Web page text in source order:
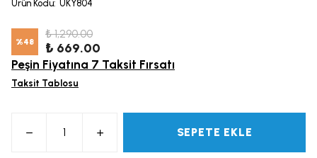
Ürün Kodu: UKY804
%48
₺ 1,290.00
₺ 669.00
Peşin Fiyatına 7 Taksit Fırsatı
Taksit Tablosu
SEPETE EKLE